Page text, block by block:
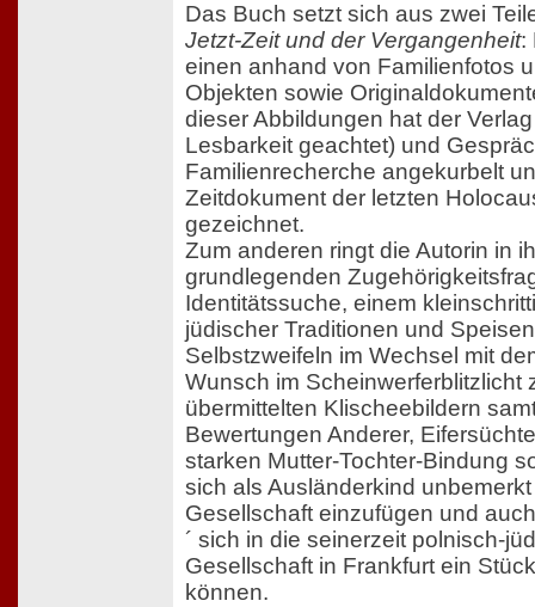
Das Buch setzt sich aus zwei
Jetzt-Zeit und der Vergangenheit:
einen anhand von Familienfotos
Objekten sowie
dieser Abbildungen hat der
Lesbarkeit geachtet) und
Familienrecherche angekurbelt
Zeitdokument der letzten
gezeichnet.
Zum anderen ringt die Autorin in
grundlegenden
Identitätssuche, einem
jüdischer Traditionen und
Selbstzweifeln im Wechsel mit
Wunsch im Scheinwerferblitzlicht
übermittelten Klischeebildern
Bewertungen Anderer,
starken Mutter-Tochter-Bindung
sich als Ausländerkind
Gesellschaft einzufügen und
´ sich in die seinerzeit polnisch-
Gesellschaft in Frankfurt ein
können.